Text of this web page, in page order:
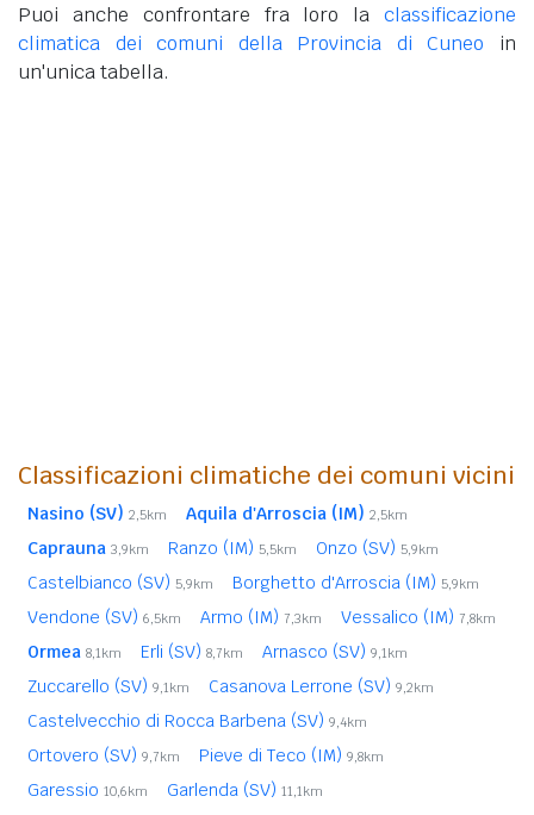
Puoi anche confrontare fra loro la classificazione
climatica dei comuni della Provincia di Cuneo in
un'unica tabella.
Classificazioni climatiche dei comuni vicini
Nasino (SV) 2,5km Aquila d'Arroscia (IM) 2,5km
Caprauna 3,9km Ranzo (IM) 5,5km Onzo (SV) 5,9km
Castelbianco (SV) 5,9km Borghetto d'Arroscia (IM) 5,9km
Vendone (SV) 6,5km Armo (IM) 7,3km Vessalico (IM) 7,8km
Ormea 8,1km Erli (SV) 8,7km Arnasco (SV) 9,1km
Zuccarello (SV) 9,1km Casanova Lerrone (SV) 9,2km
Castelvecchio di Rocca Barbena (SV) 9,4km
Ortovero (SV) 9,7km Pieve di Teco (IM) 9,8km
Garessio 10,6km Garlenda (SV) 11,1km